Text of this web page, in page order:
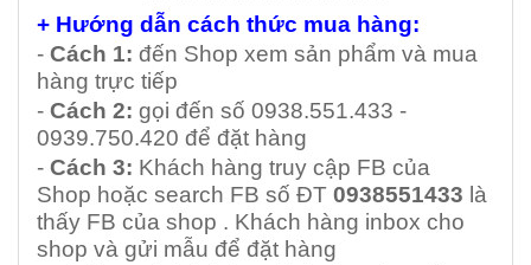
+ Hướng dẫn cách thức mua hàng:
- Cách 1: đến Shop xem sản phẩm và mua
hàng trực tiếp
- Cách 2: gọi đến số 0938.551.433 -
0939.750.420 để đặt hàng
- Cách 3: Khách hàng truy cập FB của
Shop hoặc search FB số ĐT 0938551433 là
thấy FB của shop . Khách hàng inbox cho
shop và gửi mẫu để đặt hàng